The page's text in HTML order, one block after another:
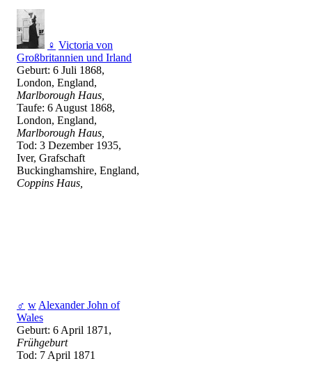
♀ Victoria von
Großbritannien und Irland
Geburt: 6 Juli 1868,
London, England,
Marlborough Haus,
Taufe: 6 August 1868,
London, England,
Marlborough Haus,
Tod: 3 Dezember 1935,
Iver, Grafschaft
Buckinghamshire, England,
Coppins Haus,
♂ w Alexander John of
Wales
Geburt: 6 April 1871,
Frühgeburt
Tod: 7 April 1871